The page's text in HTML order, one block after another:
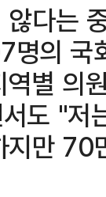
다는
의 국
역별 의
도 "
만